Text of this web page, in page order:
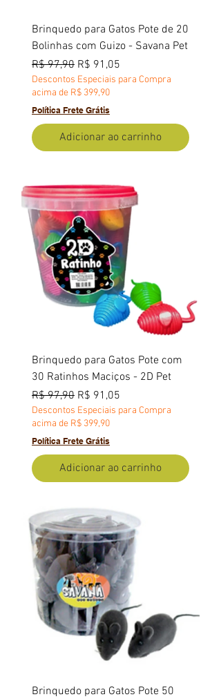
Brinquedo para Gatos Pote de 20
Bolinhas com Guizo - Savana Pet
Preço normal
R$ 97,90 Preço promocional
R$ 91,05
Descontos Especiais para Compra
acima de R$ 399,90
Política Frete Grátis
Adicionar ao carrinho
Brinquedo para Gatos Pote com
30 Ratinhos Maciços - 2D Pet
Preço normal
R$ 97,90 Preço promocional
R$ 91,05
Descontos Especiais para Compra
acima de R$ 399,90
Política Frete Grátis
Adicionar ao carrinho
Brinquedo para Gatos Pote 50